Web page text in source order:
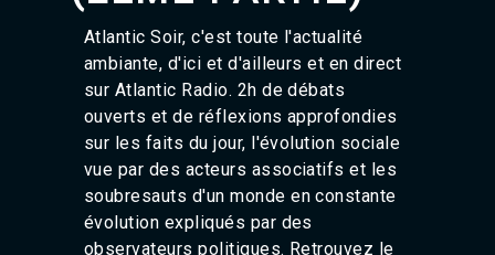
Taza 103.0
Taounate 95.6
Tiznit 103.1
SkhourRhamna 92.2
Taroudant 104.9
Guelmim 91.9
Tan-Tan 95.2
Tafraout 104.9
Casablanca 92.5 Hz
Rabat, Salé 106.9 Hz
Marrakech 90.5 Hz
Atlantic Soir, c'est toute l'actualité
ambiante, d'ici et d'ailleurs et en direct
sur Atlantic Radio. 2h de débats
ouverts et de réflexions approfondies
sur les faits du jour, l'évolution sociale
vue par des acteurs associatifs et les
soubresauts d'un monde en constante
évolution expliqués par des
observateurs politiques. Retrouvez le